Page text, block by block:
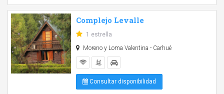
Complejo Levalle
1 estrella
Moreno y Loma Valentina - Carhué
Consultar disponibilidad